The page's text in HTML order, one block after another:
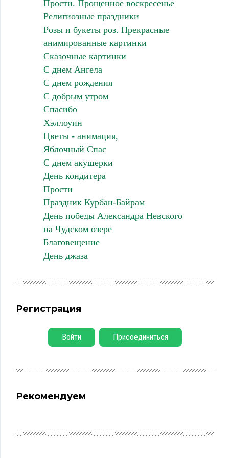
Прости. Прощенное воскресенье
Религиозные праздники
Розы и букеты роз. Прекрасные
анимированные картинки
Сказочные картинки
С днем Ангела
С днем рождения
С добрым утром
Спасибо
Хэллоуин
Цветы - анимация,
Яблочный Спас
С днем акушерки
День кондитера
Прости
Праздник Курбан-Байрам
День победы Александра Невского
на Чудском озере
Благовещение
День джаза
Регистрация
Войти Присоединиться
Рекомендуем